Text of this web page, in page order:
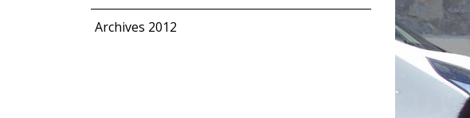
Archives 2012